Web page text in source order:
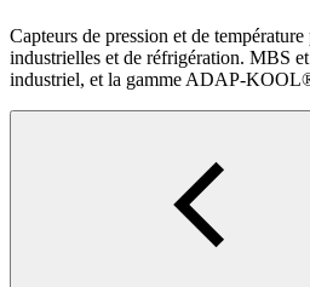
Capteurs de pression et de
industrielles et de réfrigération. MBS
industriel, et la gamme ADAP-